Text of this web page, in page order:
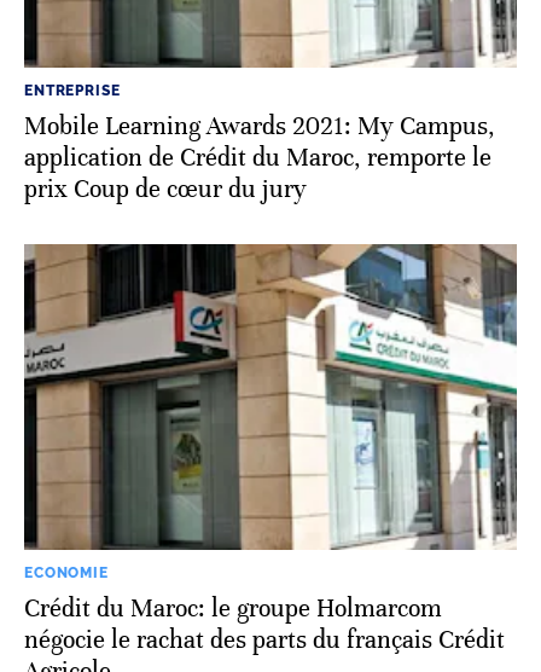
ENTREPRISE
Mobile Learning Awards 2021: My Campus,
application de Crédit du Maroc, remporte le
prix Coup de cœur du jury
ECONOMIE
Crédit du Maroc: le groupe Holmarcom
négocie le rachat des parts du français Crédit